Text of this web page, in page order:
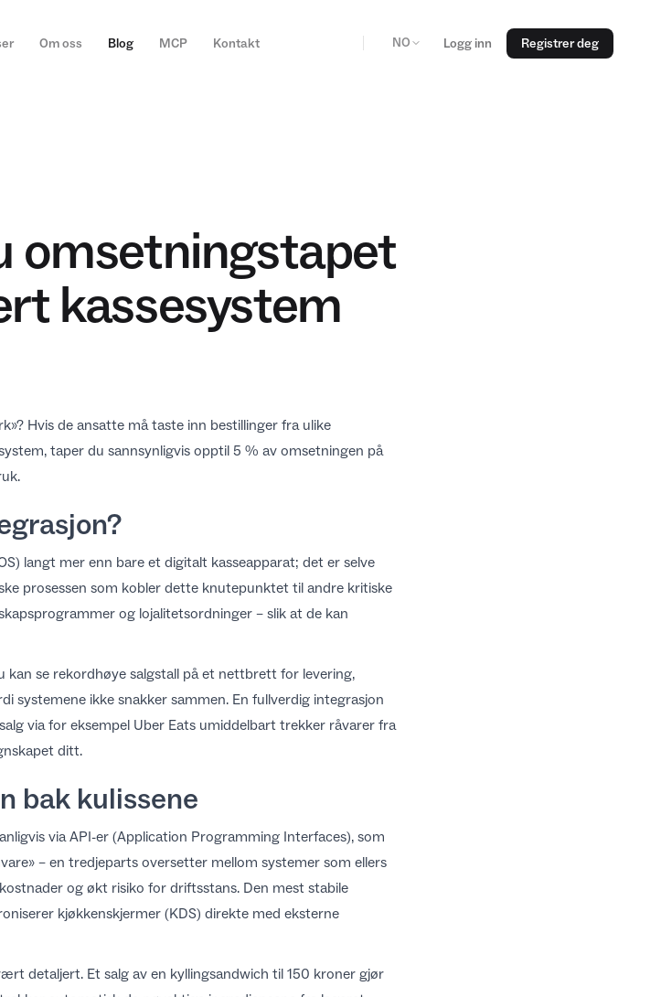
Om oss Blog MCP Kontakt NO Logg inn Registrer deg
omsetningstapet
kassesystem
Hvis de ansatte må taste inn bestillinger fra ulike
taper du sannsynligvis opptil 5 % av omsetningen på
langt mer enn bare et digitalt kasseapparat; det er selve
prosessen som kobler dette knutepunktet til andre kritiske
og lojalitetsordninger – slik at de kan
kan se rekordhøye salgstall på et nettbrett for levering,
systemene ikke snakker sammen. En fullverdig integrasjon
via for eksempel Uber Eats umiddelbart trekker råvarer fra
ditt.
bak kulissene
via API-er (Application Programming Interfaces), som
– en tredjeparts oversetter mellom systemer som ellers
og økt risiko for driftsstans. Den mest stabile
kjøkkenskjermer (KDS) direkte med eksterne
detaljert. Et salg av en kyllingsandwich til 150 kroner gjør